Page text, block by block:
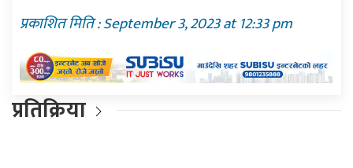
प्रकाशित मिति : September 3, 2023 at 12:33 pm
प्रतिक्रिया